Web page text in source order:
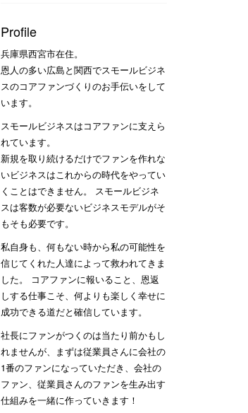
Profile
兵庫県西宮市在住。
恩人の多い広島と関西でスモールビジネ
スのコアファンづくりのお手伝いをして
います。
スモールビジネスはコアファンに支えら
れています。
新規を取り続けるだけでファンを作れな
いビジネスはこれからの時代をやってい
くことはできません。 スモールビジネ
スは客数が必要ないビジネスモデルがそ
もそも必要です。
私自身も、何もない時から私の可能性を
信じてくれた人達によって救われてきま
した。 コアファンに報いること、恩返
しする仕事こそ、何よりも楽しく幸せに
成功できる道だと確信しています。
社長にファンがつくのは当たり前かもし
れませんが、まずは従業員さんに会社の
1番のファンになっていただき、会社の
ファン、従業員さんのファンを生み出す
仕組みを一緒に作っていきます！